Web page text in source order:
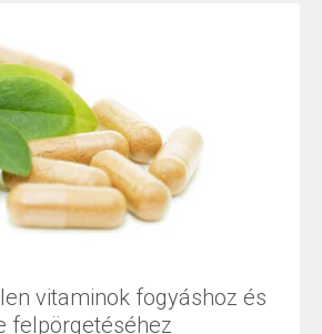
vitaminok fogyáshoz és
felpörgetéséhez